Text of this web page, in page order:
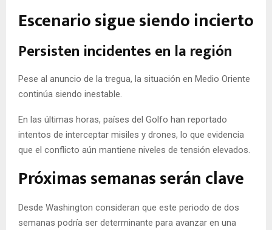
Escenario sigue siendo incierto
Persisten incidentes en la región
Pese al anuncio de la tregua, la situación en Medio Oriente
continúa siendo inestable.
En las últimas horas, países del Golfo han reportado
intentos de interceptar misiles y drones, lo que evidencia
que el conflicto aún mantiene niveles de tensión elevados.
Próximas semanas serán clave
Desde Washington consideran que este periodo de dos
semanas podría ser determinante para avanzar en una